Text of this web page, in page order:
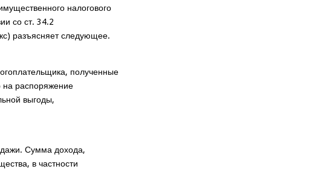
налогового
со ст. 34.2
разъясняет следующее.
полученные
на распоряжение
выгоды,
Сумма дохода,
в частности